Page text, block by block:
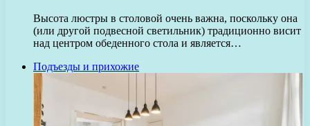
Высота люстры в столовой очень важна, поскольку она
(или другой подвесной светильник) традиционно висит
над центром обеденного стола и является…
Подъезды и прихожие